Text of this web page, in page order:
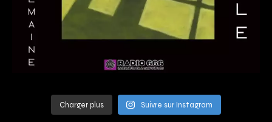
Charger plus Suivre sur Instagram